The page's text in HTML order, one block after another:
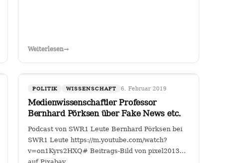
Weiterlesen→
POLITIK WISSENSCHAFT 6. Februar 2019
Medienwissenschaftler Professor
Bernhard Pörksen über Fake News etc.
Podcast von SWR1 Leute Bernhard Pörksen bei
SWR1 Leute https://m.youtube.com/watch?
v=on1Kyrs2HXQ# Beitrags-Bild von pixel2013